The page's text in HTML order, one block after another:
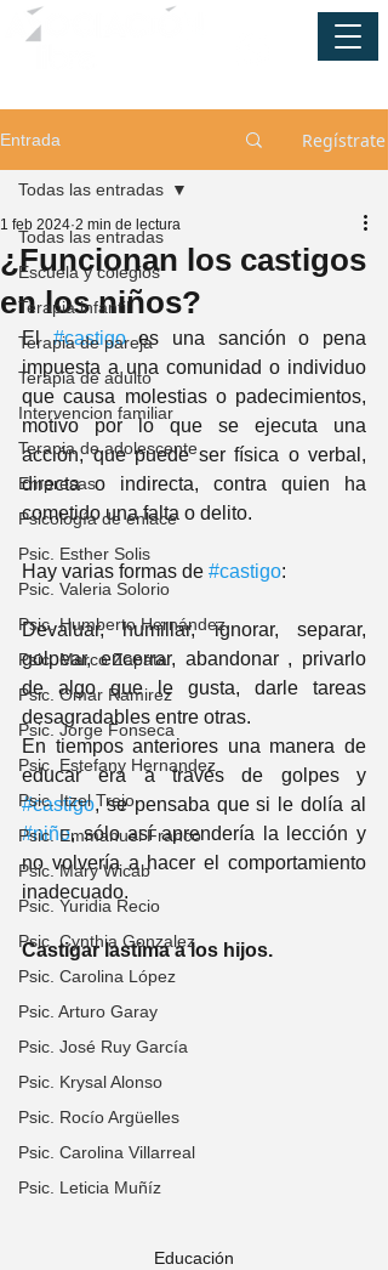
Entrada Regístrate
Todas las entradas
Escuela y colegios
Terapia infantil
Terapia de pareja
Terapia de adulto
Intervencion familiar
Terapia de adolescente
Empresas
Psicología de enlace
Psic. Esther Solis
Psic. Valeria Solorio
Psic. Humberto Hernández
Psic. Marco Zapata
Psic. Omar Ramirez
Psic. Jorge Fonseca
Psic. Estefany Hernandez
Psic. Itzel Trejo
Psic. Emmanuel Franco
Psic. Mary Wicab
Psic. Yuridia Recio
Psic. Cynthia Gonzalez
Psic. Carolina López
Psic. Arturo Garay
Psic. José Ruy García
Psic. Krysal Alonso
Psic. Rocío Argüelles
Psic. Carolina Villarreal
Psic. Leticia Muñíz
Todas las entradas
¿Funcionan los castigos
en los niños?
1 feb 2024 2 min de lectura
El #castigo es una sanción o pena
impuesta a una comunidad o individuo
que causa molestias o padecimientos,
motivo por lo que se ejecuta una
acción, que puede ser física o verbal,
directa o indirecta, contra quien ha
cometido una falta o delito.
Hay varias formas de #castigo:
Devaluar, humillar, ignorar, separar,
golpear, encerrar, abandonar , privarlo
de algo que le gusta, darle tareas
desagradables entre otras.
En tiempos anteriores una manera de
#castigo
#niño, sólo así aprendería la lección y
no volvería a hacer el comportamiento
inadecuado.
Castigar lastima a los hijos.
Educación